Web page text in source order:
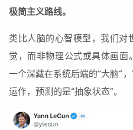
极简主义路线。
类比人脑的心智模型，我们对
觉，而非物理公式或具体画面
一个深藏在系统后端的“大脑”
运作，预测的是“抽象状态”。